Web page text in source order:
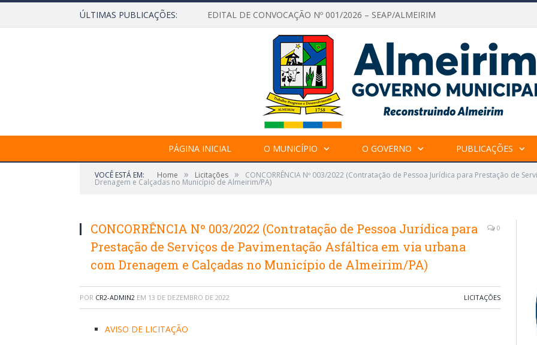
ÚLTIMAS PUBLICAÇÕES: EDITAL DE CONVOCAÇÃO Nº 001/2026 – SEAP/ALMEIRIM
PÁGINA INICIAL O MUNICÍPIO O GOVERNO PUBLICAÇÕES
VOCÊ ESTÁ EM: Home » Licitações » CONCORRÊNCIA Nº 003/2022 (Contratação de Pessoa Jurídica para Prestação de
Drenagem e Calçadas no Município de Almeirim/PA)
CONCORRÊNCIA Nº 003/2022 (Contratação de Pessoa Jurídica para
Prestação de Serviços de Pavimentação Asfáltica em via urbana
com Drenagem e Calçadas no Município de Almeirim/PA)
0
POR CR2-ADMIN2 EM 13 DE DEZEMBRO DE 2022 LICITAÇÕES
AVISO DE LICITAÇÃO